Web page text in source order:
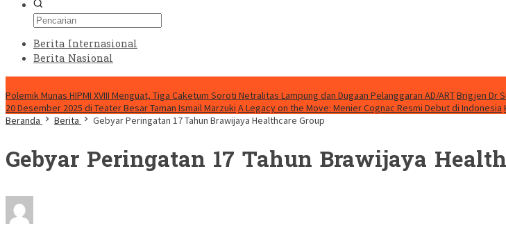
Berita Internasional
Berita Nasional
Polemik Munas HIPMI XVIII Menguat, Tiga Caketum Soroti Netralitas Lampung dan Dugaan Pelanggaran AD/ARTBrigjen Dr
20 Desember 2025 di Teater Besar Taman Ismail Marzuki A Legacy on the Move: Menier Cognac Resmi Debut di Indonesia
Beranda
Berita Gebyar Peringatan 17 Tahun Brawijaya Healthcare Group
Gebyar Peringatan 17 Tahun Brawijaya